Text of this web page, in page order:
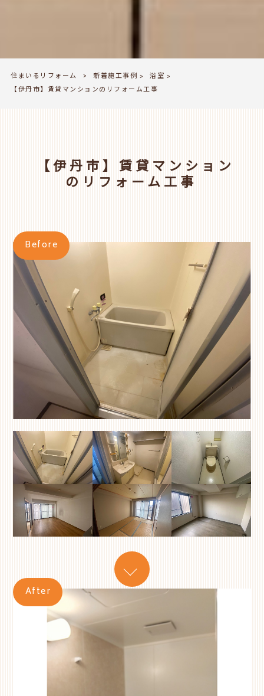
住まいるリフォーム > 新着施工事例 > 浴室 >
【伊丹市】賃貸マンションのリフォーム工事
【伊丹市】賃貸マンション
のリフォーム工事
Before
After